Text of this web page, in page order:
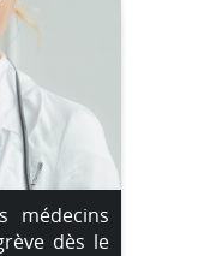
médecins
dès le